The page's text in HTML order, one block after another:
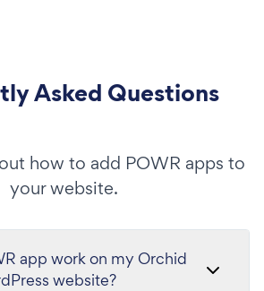
Asked Questions
how to add POWR apps to
your website.
app work on my Orchid
website?